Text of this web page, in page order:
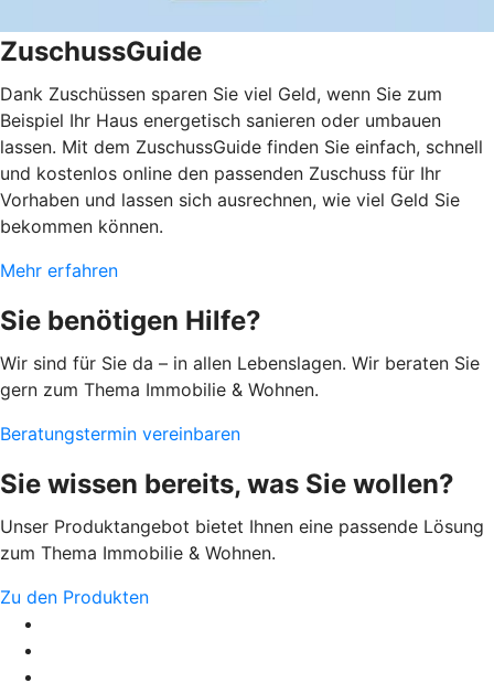
ZuschussGuide
Dank Zuschüssen sparen Sie viel Geld, wenn Sie zum
Beispiel Ihr Haus energetisch sanieren oder umbauen
lassen. Mit dem ZuschussGuide finden Sie einfach, schnell
und kostenlos online den passenden Zuschuss für Ihr
Vorhaben und lassen sich ausrechnen, wie viel Geld Sie
bekommen können.
Mehr erfahren
Sie benötigen Hilfe?
Wir sind für Sie da – in allen Lebenslagen. Wir beraten Sie
gern zum Thema Immobilie & Wohnen.
Beratungstermin vereinbaren
Sie wissen bereits, was Sie wollen?
Unser Produktangebot bietet Ihnen eine passende Lösung
zum Thema Immobilie & Wohnen.
Zu den Produkten